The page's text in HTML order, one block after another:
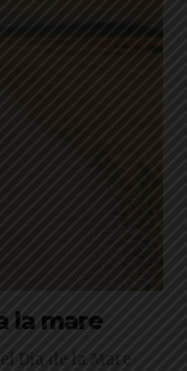
la mare
Dia de la Mare